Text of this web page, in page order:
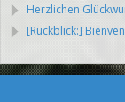
Herzlichen
[Rückblick:]